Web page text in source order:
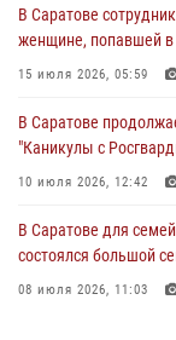
В Саратовской
задержан
В Саратове для
состоялся большой
В Саратове
женщине, попавшей в
15 июля 2026, 05:59
В Саратове
"Каникулы с
10 июля 2026, 12:42
В Саратове для
состоялся большой
08 июля 2026, 11:03